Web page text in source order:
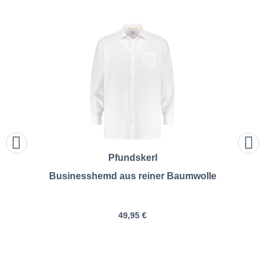
Pfundskerl
Businesshemd aus reiner Baumwolle
49,95 €